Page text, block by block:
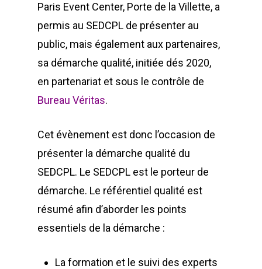
Paris Event Center, Porte de la Villette, a
permis au SEDCPL de présenter au
public, mais également aux partenaires,
sa démarche qualité, initiée dés 2020,
en partenariat et sous le contrôle de
Bureau Véritas.
Cet évènement est donc l’occasion de
présenter la démarche qualité du
SEDCPL. Le SEDCPL est le porteur de
démarche. Le référentiel qualité est
résumé afin d’aborder les points
essentiels de la démarche :
La formation et le suivi des experts